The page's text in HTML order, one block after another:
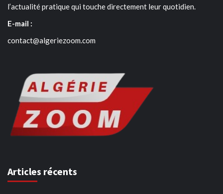
l’actualité pratique qui touche directement leur quotidien.
E-mail :
contact@algeriezoom.com
Articles récents